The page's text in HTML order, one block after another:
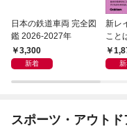
日本の鉄道車両 完全図
鑑 2026-2027年
3,300
新着
新レ
こと
のこ
スポーツ・アウト